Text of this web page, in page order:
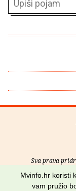
Sva prava
O nama•
Mvinfo.hr koristi
vam pružio